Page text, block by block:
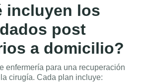
incluyen los
post
a domicilio?
enfermería para una recuperación
cirugía. Cada plan incluye: